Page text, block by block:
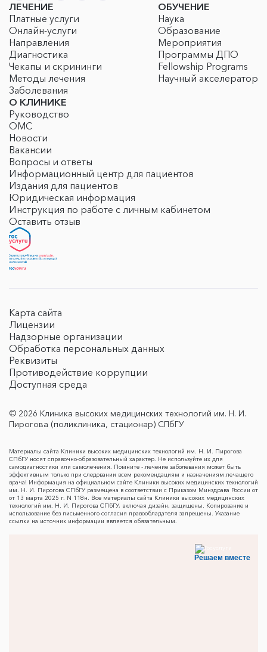
ЛЕЧЕНИЕ
Платные услуги
Онлайн-услуги
Направления
Диагностика
Чекапы и скрининги
Методы лечения
Заболевания
ОБУЧЕНИЕ
Наука
Образование
Мероприятия
Программы ДПО
Fellowship Programs
Научный акселератор
О КЛИНИКЕ
Руководство
ОМС
Новости
Вакансии
Вопросы и ответы
Информационный центр для пациентов
Издания для пациентов
Юридическая информация
Инструкция по работе с личным кабинетом
Оставить отзыв
Карта сайта
Лицензии
Надзорные организации
Обработка персональных данных
Реквизиты
Противодействие коррупции
Доступная среда
© 2026 Клиника высоких медицинских технологий им. Н. И.
Пирогова (поликлиника, стационар) СПбГУ
Материалы сайта Клиники высоких медицинских технологий им. Н. И. Пирогова
СПбГУ носят справочно-образовательный характер. Не используйте их для
самодиагностики или самолечения. Помните - лечение заболевания может быть
эффективным только при следовании всем рекомендациям и назначениям лечащего
врача! Информация на официальном сайте Клиники высоких медицинских технологий
им. Н. И. Пирогова СПбГУ размещена в соответствии с Приказом Минздрава России от
от 13 марта 2025 г. N 118н. Все материалы сайта Клиники высоких медицинских
технологий им. Н. И. Пирогова СПбГУ, включая дизайн, защищены. Копирование и
использование без письменного согласия правообладателя запрещены. Указание
ссылки на источник информации является обязательным.
Решаем вместе